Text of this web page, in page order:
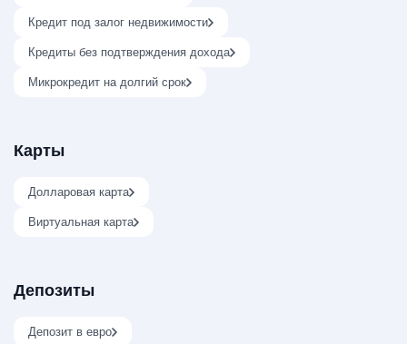
Кредит под залог недвижимости
Кредиты без подтверждения дохода
Микрокредит на долгий срок
Карты
Долларовая карта
Виртуальная карта
Депозиты
Депозит в евро